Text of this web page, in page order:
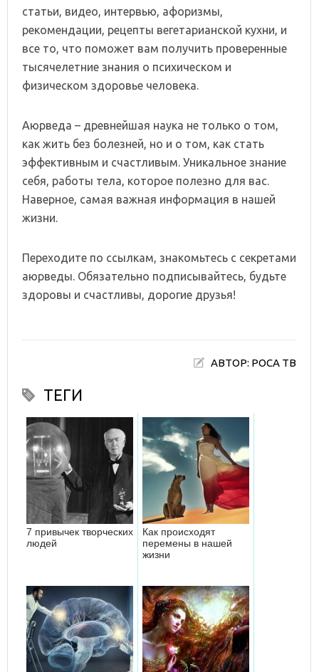
статьи, видео, интервью, афоризмы,
рекомендации, рецепты вегетарианской кухни, и
все то, что поможет вам получить проверенные
тысячелетние знания о психическом и
физическом здоровье человека.
Аюрведа – древнейшая наука не только о том,
как жить без болезней, но и о том, как стать
эффективным и счастливым. Уникальное знание
себя, работы тела, которое полезно для вас.
Наверное, самая важная информация в нашей
жизни.
Переходите по ссылкам, знакомьтесь с секретами
аюрведы. Обязательно подписывайтесь, будьте
здоровы и счастливы, дорогие друзья!
АВТОР: РОСА ТВ
ТЕГИ
7 привычек творческих
людей
Как происходят
перемены в нашей
жизни